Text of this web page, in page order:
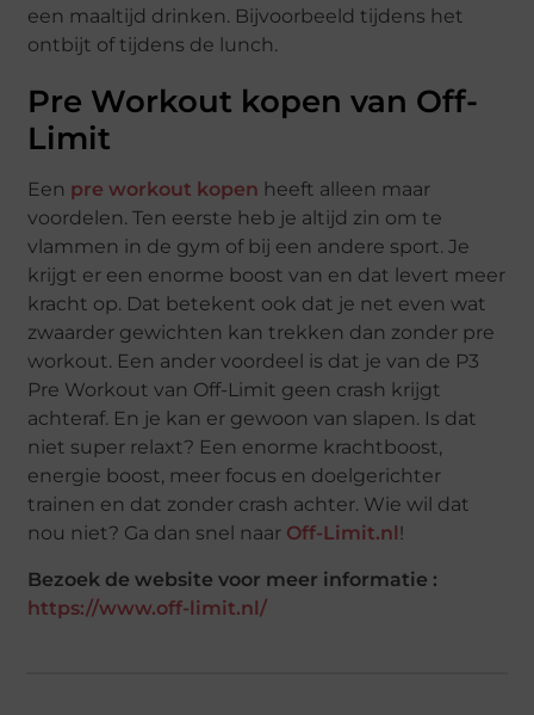
een maaltijd drinken. Bijvoorbeeld tijdens het
ontbijt of tijdens de lunch.
Pre Workout kopen van Off-
Limit
Een pre workout kopen heeft alleen maar
voordelen. Ten eerste heb je altijd zin om te
vlammen in de gym of bij een andere sport. Je
krijgt er een enorme boost van en dat levert meer
kracht op. Dat betekent ook dat je net even wat
zwaarder gewichten kan trekken dan zonder pre
workout. Een ander voordeel is dat je van de P3
Pre Workout van Off-Limit geen crash krijgt
achteraf. En je kan er gewoon van slapen. Is dat
niet super relaxt? Een enorme krachtboost,
energie boost, meer focus en doelgerichter
trainen en dat zonder crash achter. Wie wil dat
nou niet? Ga dan snel naar Off-Limit.nl!
Bezoek de website voor meer informatie :
https://www.off-limit.nl/